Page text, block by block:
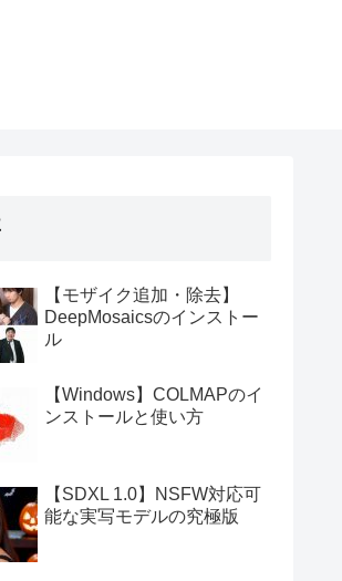
【モザイク追加・除去】
DeepMosaicsのインストー
ル
【Windows】COLMAPのイ
ンストールと使い方
【SDXL 1.0】NSFW対応可
能な実写モデルの究極版